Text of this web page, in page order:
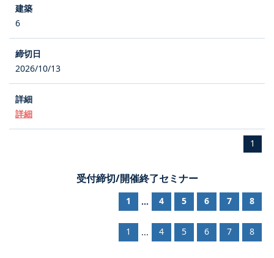
6
2026/10/13
詳細
1
受付締切/開催終了セミナー
1 ... 4 5 6 7 8
1 ... 4 5 6 7 8